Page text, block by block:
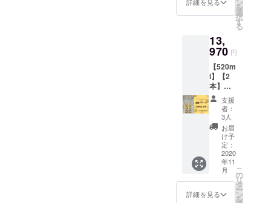
ンマス
カット
ジュー
シーな
香り、
白ワイ
ンのよ
うな透
き通る
味に、
ウイス
キーを
思わせ
る大人
な香
り。 金
箔：金
存方
のよう
香り、
白ワイ
ンのよ
うな透
き通る
味に、
ウイス
キーを
思わせ
る大人
な香
り。
〈Hone
y mee
～米麹
蜜：北
た！ *
＊・.*・
映える
こと間
違いな
し！！*
＊・.*・
想像以
上に金
箔の迫
力があ
りま
す…♡*
〈Hone
y mee
～金箔
mee〈5
20ml〉
Honey
mee〈3
75ml〉
の大小2
本セッ
ト 無着
色、無
香料、
酸化防
止剤不
使用。
素材を
生か
し、日
本独自
の美味
しい蜂
を
選
択
す
る
13,
970 円
【520m
l】【2
本】
【金
箔】
【送料
込み】
金箔
Honey
mee〈5
20ml〉
2本をお
届け致
します*
支援
者：
3人
お届
け予
定：
2020
年11
月
詳細を見る
こ
の
リ
タ
ー
ン
を